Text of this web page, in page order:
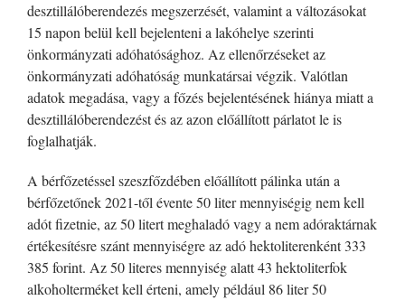
desztillálóberendezés megszerzését, valamint a változásokat
15 napon belül kell bejelenteni a lakóhelye szerinti
önkormányzati adóhatósághoz. Az ellenőrzéseket az
önkormányzati adóhatóság munkatársai végzik. Valótlan
adatok megadása, vagy a főzés bejelentésének hiánya miatt a
desztillálóberendezést és az azon előállított párlatot le is
foglalhatják.
A bérfőzetéssel szeszfőzdében előállított pálinka után a
bérfőzetőnek 2021-től évente 50 liter mennyiségig nem kell
adót fizetnie, az 50 litert meghaladó vagy a nem adóraktárnak
értékesítésre szánt mennyiségre az adó hektoliterenként 333
385 forint. Az 50 literes mennyiség alatt 43 hektoliterfok
alkoholterméket kell érteni, amely például 86 liter 50